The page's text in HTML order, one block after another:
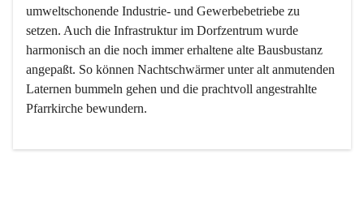
umweltschonende Industrie- und Gewerbebetriebe zu
setzen. Auch die Infrastruktur im Dorfzentrum wurde
harmonisch an die noch immer erhaltene alte Bausbustanz
angepaßt. So können Nachtschwärmer unter alt anmutenden
Laternen bummeln gehen und die prachtvoll angestrahlte
Pfarrkirche bewundern.
Der Weinbau dominert heute nicht mehr, ist aber integrativer